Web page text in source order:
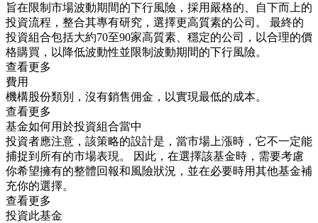
旨在限制市場波動期間的下行風險，採用嚴格的、自下而上的
投資流程，整合其專有研究，選擇更高質素的公司。 最終的
投資組合包括大約70至90家高質素、穩定的公司，以合理的價
格購買，以降低波動性並限制波動期間的下行風險。
查看更多
費用
機構股份類別，沒有銷售佣金，以實現最低的成本。
查看更多
基金如何用於投資組合當中
投資者應注意，該策略的設計是，當市場上漲時，它不一定能
捕捉到所有的市場表現。 因此，在選擇該基金時，需要考慮
你希望擁有的整體回報和風險狀況，並在必要時用其他基金補
充你的選擇。
查看更多
投資此基金